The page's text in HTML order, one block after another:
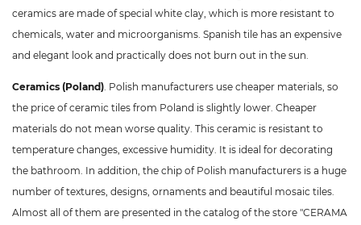
ceramics are made of special white clay, which is more resistant to
chemicals, water and microorganisms. Spanish tile has an expensive
and elegant look and practically does not burn out in the sun.
Ceramics (Poland). Polish manufacturers use cheaper materials, so
the price of ceramic tiles from Poland is slightly lower. Cheaper
materials do not mean worse quality. This ceramic is resistant to
temperature changes, excessive humidity. It is ideal for decorating
the bathroom. In addition, the chip of Polish manufacturers is a huge
number of textures, designs, ornaments and beautiful mosaic tiles.
Almost all of them are presented in the catalog of the store "CERAMA